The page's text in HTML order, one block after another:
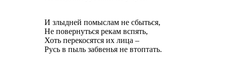
И злыдней помыслам не сбыться,
Не повернуться рекам вспять,
Хоть перекосятся их лица –
Русь в пыль забвенья не втоптать.